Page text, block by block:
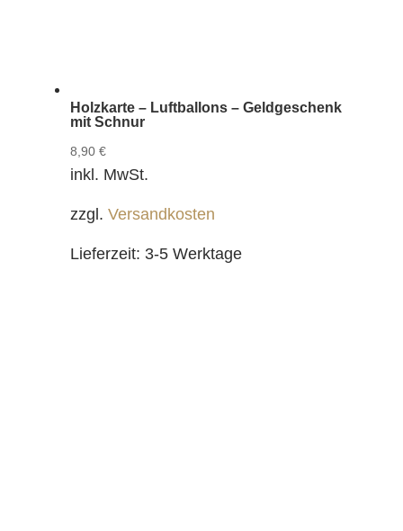
Holzkarte – Luftballons – Geldgeschenk
mit Schnur
8,90 €
inkl. MwSt.
zzgl. Versandkosten
Lieferzeit: 3-5 Werktage